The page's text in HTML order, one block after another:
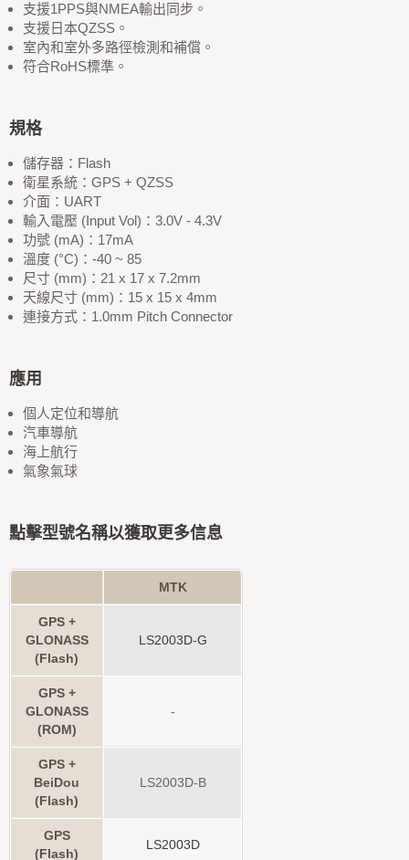
支援1PPS與NMEA輸出同步。
支援日本QZSS。
室內和室外多路徑檢測和補償。
符合RoHS標準。
規格
儲存器：Flash
衛星系統：GPS + QZSS
介面：UART
輸入電壓 (Input Vol)：3.0V - 4.3V
功號 (mA)：17mA
溫度 (°C)：-40 ~ 85
尺寸 (mm)：21 x 17 x 7.2mm
天線尺寸 (mm)：15 x 15 x 4mm
連接方式：1.0mm Pitch Connector
應用
個人定位和導航
汽車導航
海上航行
氣象氣球
點擊型號名稱以獲取更多信息
MTK
GPS +
GLONASS
(Flash)
LS2003D-G
GPS +
GLONASS
(ROM)
-
GPS +
BeiDou
(Flash)
LS2003D-B
GPS
(Flash)
LS2003D